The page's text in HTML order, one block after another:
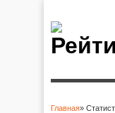
Главная»